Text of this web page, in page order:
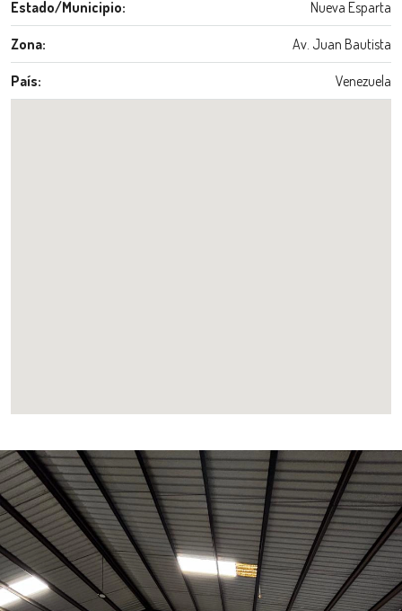
Estado/Municipio: Nueva Esparta
Zona: Av. Juan Bautista
País: Venezuela